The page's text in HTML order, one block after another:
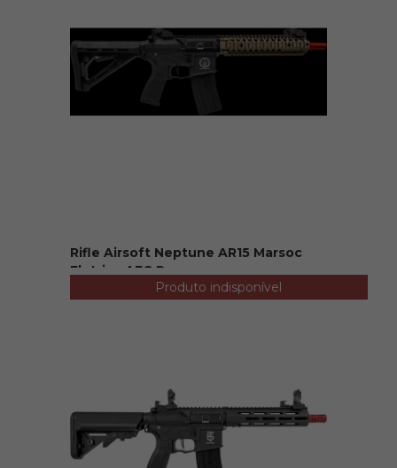
Rifle Airsoft Neptune AR15 Marsoc
Eletrica AEG Ros...
Produto indisponível